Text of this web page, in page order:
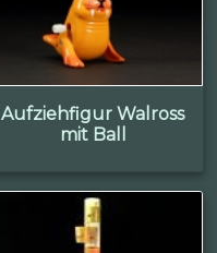
Aufziehfigur Walross
mit Ball